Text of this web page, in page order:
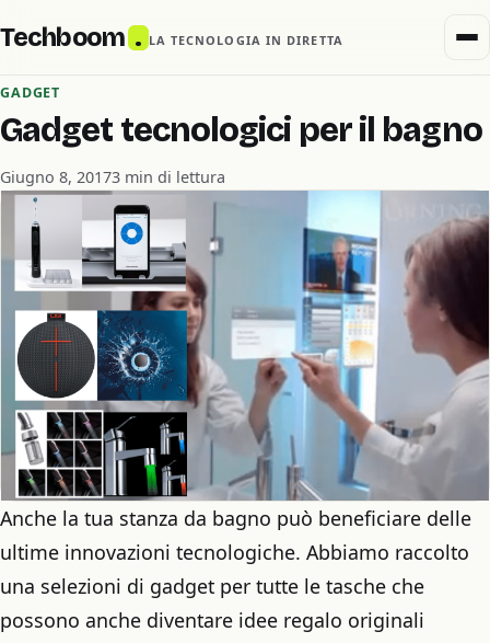
Techboom . LA TECNOLOGIA IN DIRETTA
GADGET
Gadget tecnologici per il bagno
Giugno 8, 20173 min di lettura
Anche la tua stanza da bagno può beneficiare delle
ultime innovazioni tecnologiche. Abbiamo raccolto
una selezioni di gadget per tutte le tasche che
possono anche diventare idee regalo originali